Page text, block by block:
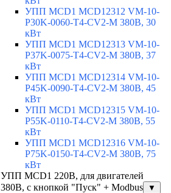
УПП MCD1 MCD12312 VM-10-
P30K-0060-T4-CV2-M 380В, 30
кВт
УПП MCD1 MCD12313 VM-10-
P37K-0075-T4-CV2-M 380В, 37
кВт
УПП MCD1 MCD12314 VM-10-
P45K-0090-T4-CV2-M 380В, 45
кВт
УПП MCD1 MCD12315 VM-10-
P55K-0110-T4-CV2-M 380В, 55
кВт
УПП MCD1 MCD12316 VM-10-
P75K-0150-T4-CV2-M 380В, 75
кВт
УПП MCD1 220В, для двигателей
380В, с кнопкой "Пуск" + Modbus
▼